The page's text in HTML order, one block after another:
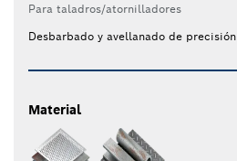
Para taladros/atornilladores
Desbarbado y avellanado de
Material